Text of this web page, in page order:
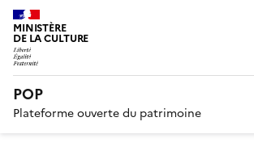
MINISTÈRE
DE LA CULTURE
POP
Plateforme ouverte du patrimoine